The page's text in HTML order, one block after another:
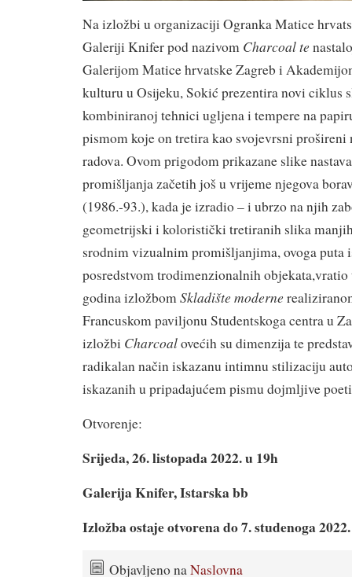
Na izložbi u organizaciji Ogranka Matice
Galeriji Knifer pod nazivom Charcoal te
Galerijom Matice hrvatske Zagreb i
kulturu u Osijeku, Sokić prezentira novi ciklus
kombiniranoj tehnici ugljena i tempere na
pismom koje on tretira kao svojevrsni prošireni
radova. Ovom prigodom prikazane slike
promišljanja začetih još u vrijeme njegova
(1986.-93.), kada je izradio – i ubrzo na njih
geometrijski i koloristički tretiranih slika
srodnim vizualnim promišljanjima, ovoga puta
posredstvom trodimenzionalnih
godina izložbomSkladište moderne
Francuskom paviljonu Studentskoga centra u
izložbi Charcoalovećih su dimenzija te
radikalan način iskazanu intimnu stilizaciju
iskazanih u pripadajućem pismu dojmljive
Otvorenje:
Srijeda, 26. listopada 2022. u 19h
Galerija Knifer, Istarska bb
Izložba ostaje otvorena do 7. studenoga 2022.
Objavljeno naNaslovna